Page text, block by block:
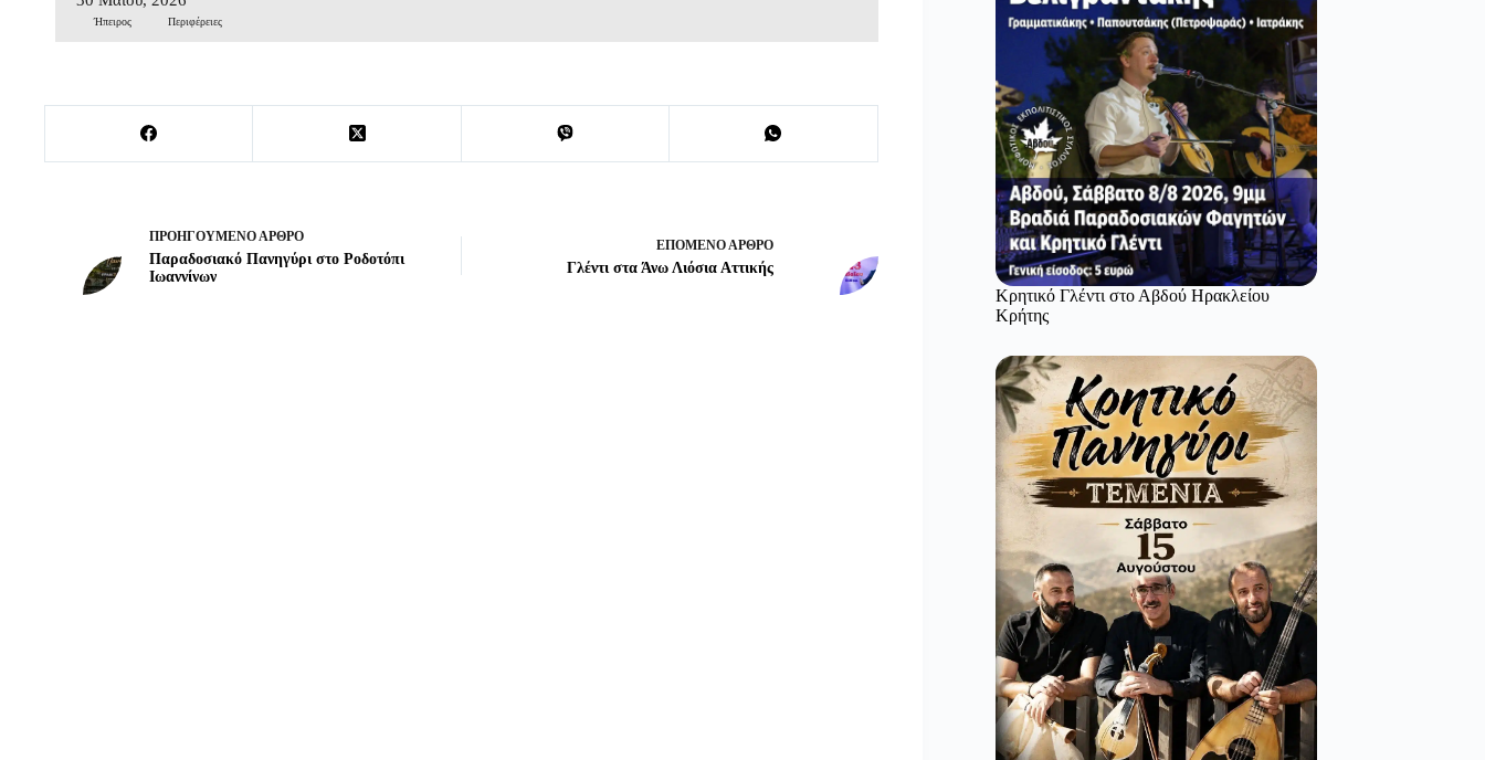
Ήπειρος Περιφέρειες
ΠΡΟΗΓΟΎΜΕΝΟΆΡΘΡΟ
Παραδοσιακό Πανηγύρι στο Ροδοτόπι
Ιωαννίνων
ΕΠΌΜΕΝΟΆΡΘΡΟ
Γλέντι στα Άνω Λιόσια Αττικής
Κρητικό Γλέντι στο Αβδού Ηρακλείου
Κρήτης